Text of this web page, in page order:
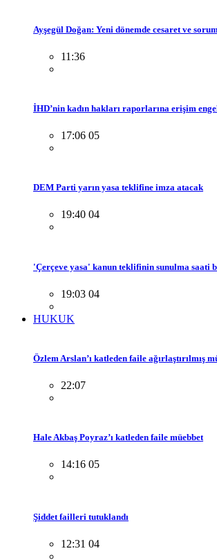
Ayşegül Doğan: Yeni dönemde cesaret ve
11:36
İHD’nin kadın hakları raporlarına erişim
17:06 05
DEM Parti yarın yasa teklifine imza atacak
19:40 04
'Çerçeve yasa' kanun teklifinin sunulma saati
19:03 04
HUKUK
Özlem Arslan’ı katleden faile ağırlaştırılmış
22:07
Hale Akbaş Poyraz’ı katleden faile müebbet
14:16 05
Şiddet failleri tutuklandı
12:31 04